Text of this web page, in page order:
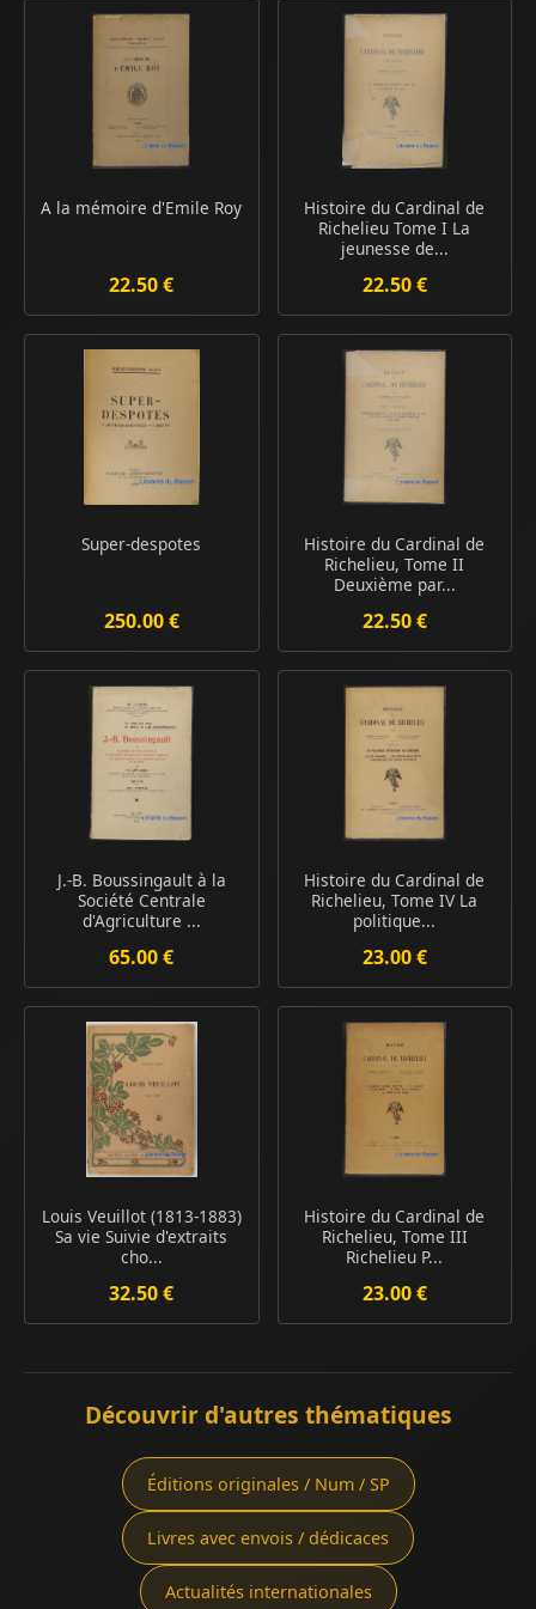
A la mémoire d'Emile Roy
22.50 €
Histoire du Cardinal de
Richelieu Tome I La
jeunesse de...
22.50 €
Super-despotes
250.00 €
Histoire du Cardinal de
Richelieu, Tome II
Deuxième par...
22.50 €
J.-B. Boussingault à la
Société Centrale
d'Agriculture ...
65.00 €
Histoire du Cardinal de
Richelieu, Tome IV La
politique...
23.00 €
Louis Veuillot (1813-1883)
Sa vie Suivie d'extraits
cho...
32.50 €
Histoire du Cardinal de
Richelieu, Tome III
Richelieu P...
23.00 €
Découvrir d'autres thématiques
Éditions originales / Num / SP
Livres avec envois / dédicaces
Actualités internationales